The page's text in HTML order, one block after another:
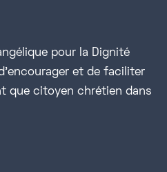
pour la Dignité
et de faciliter
que citoyen chrétien dans